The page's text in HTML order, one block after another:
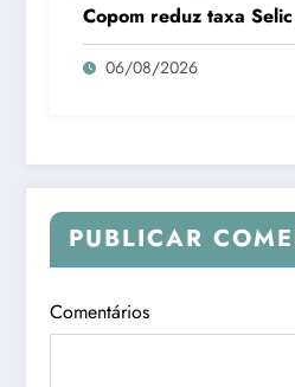
Copom reduz taxa
06/08/2026
PUBLICAR
Comentários